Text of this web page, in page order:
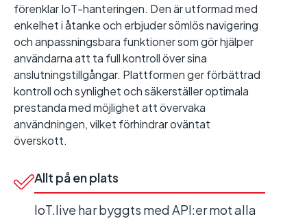
förenklar IoT-hanteringen. Den är utformad med
enkelhet i åtanke och erbjuder sömlös navigering
och anpassningsbara funktioner som gör hjälper
användarna att ta full kontroll över sina
anslutningstillgångar. Plattformen ger förbättrad
kontroll och synlighet och säkerställer optimala
prestanda med möjlighet att övervaka
användningen, vilket förhindrar oväntat
överskott.
Allt på en plats
IoT.live har byggts med API:er mot alla